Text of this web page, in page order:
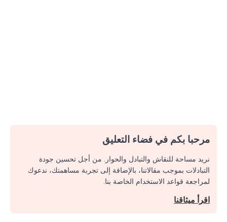
مرحبا بكم في فضاء التعليق
نريد مساحة للنقاش والتبادل والحوار. من أجل تحسين جودة
التبادلات بموجب مقالاتنا، بالإضافة إلى تجربة مساهمتك، ندعوك
لمراجعة قواعد الاستخدام الخاصة بنا.
اقرأ ميثاقنا